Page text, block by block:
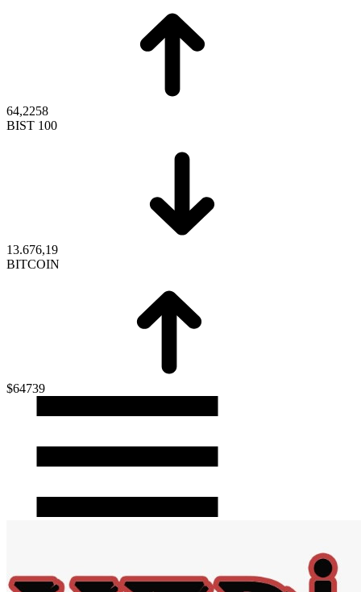
64,2258
BIST 100
13.676,19
BITCOIN
$64739